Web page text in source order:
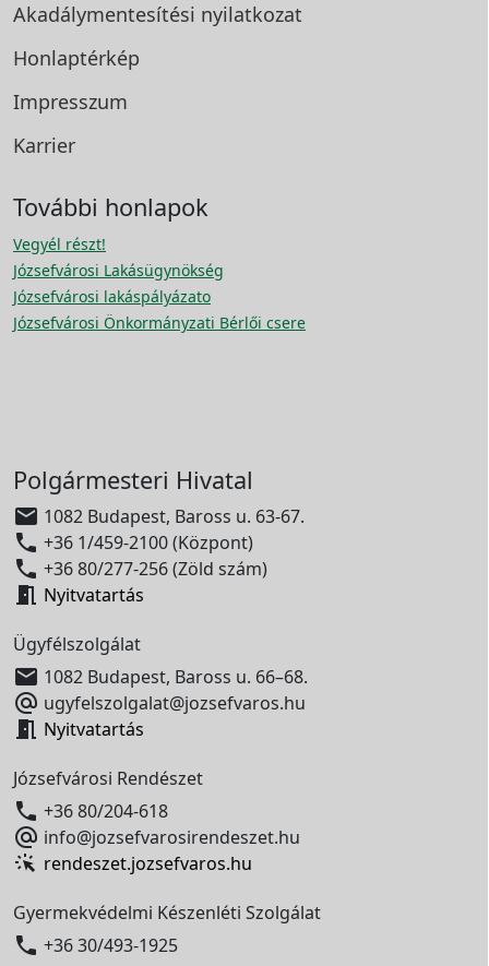
Akadálymentesítési nyilatkozat
Honlaptérkép
Impresszum
Karrier
További honlapok
Vegyél részt!
Józsefvárosi Lakásügynökség
Józsefvárosi lakáspályázato
Józsefvárosi Önkormányzati Bérlői csere
Polgármesteri Hivatal
 1082 Budapest, Baross u. 63-67.
 +36 1/459-2100 (Központ)
 +36 80/277-256 (Zöld szám)
 Nyitvatartás
Ügyfélszolgálat
 1082 Budapest, Baross u. 66–68.
 ugyfelszolgalat@jozsefvaros.hu
 Nyitvatartás
Józsefvárosi Rendészet
 +36 80/204-618
 info@jozsefvarosirendeszet.hu
rendeszet.jozsefvaros.hu
Gyermekvédelmi Készenléti Szolgálat
 +36 30/493-1925